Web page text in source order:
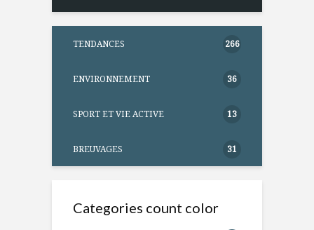
TENDANCES 266
ENVIRONNEMENT 36
SPORT ET VIE ACTIVE 13
BREUVAGES 31
Categories count color